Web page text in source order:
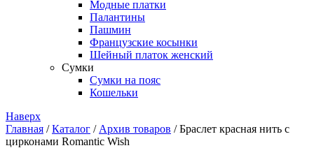
Модные платки
Палантины
Пашмин
Французские косынки
Шейный платок женский
Сумки
Сумки на пояс
Кошельки
Наверх
Главная /Каталог / Архив товаров / Браслет красная нить с
цирконами Romantic Wish